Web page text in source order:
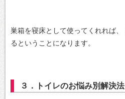
巣箱を寝床として使ってくれれば、
るということになります。
３．トイレのお悩み別解決法